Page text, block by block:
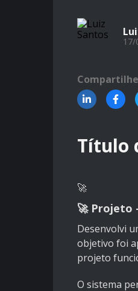
17/
Compartilhe
Título
🚀
🚀 Projeto
Desenvolvi
objetivo foi
projeto
O sistema